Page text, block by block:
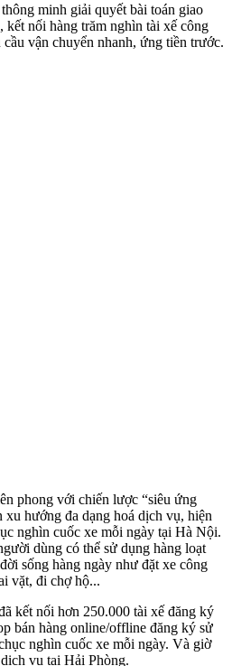
minh giải quyết bài toán giao
kết nối hàng trăm nghìn tài xế công
vận chuyển nhanh, ứng tiền trước.
phong với chiến lược “siêu ứng
xu hướng đa dạng hoá dịch vụ, hiện
nghìn cuốc xe mỗi ngày tại Hà Nội.
dùng có thể sử dụng hàng loạt
sống hàng ngày như đặt xe công
vặt, đi chợ hộ...
kết nối hơn 250.000 tài xế đăng ký
bán hàng online/offline đăng ký sử
nghìn cuốc xe mỗi ngày. Và giờ
vụ tại Hải Phòng.